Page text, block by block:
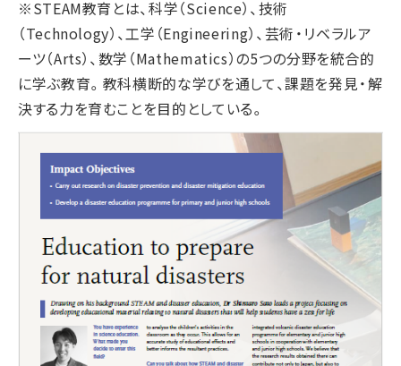
※STEAM教育とは、科学（Science）、技術
（Technology）、工学（Engineering）、芸術・リベラルア
ーツ（Arts）、数学（Mathematics）の5つの分野を統合的
に学ぶ教育。教科横断的な学びを通して、課題を発見・解
決する力を育むことを目的としている。